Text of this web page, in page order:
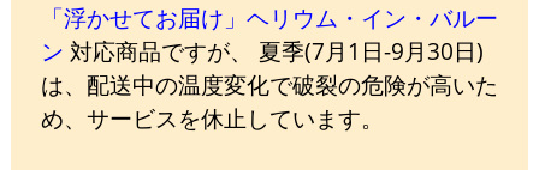
「浮かせてお届け」ヘリウム・イン・バルー
ン 対応商品ですが、 夏季(7月1日-9月30日)
は、配送中の温度変化で破裂の危険が高いた
め、サービスを休止しています。